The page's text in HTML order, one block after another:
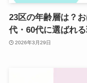
23区の年齢層は？
代・60代に選ばれ
2026年3月29日